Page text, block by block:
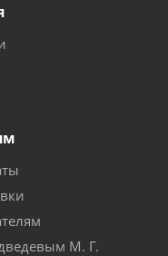
М. Г.